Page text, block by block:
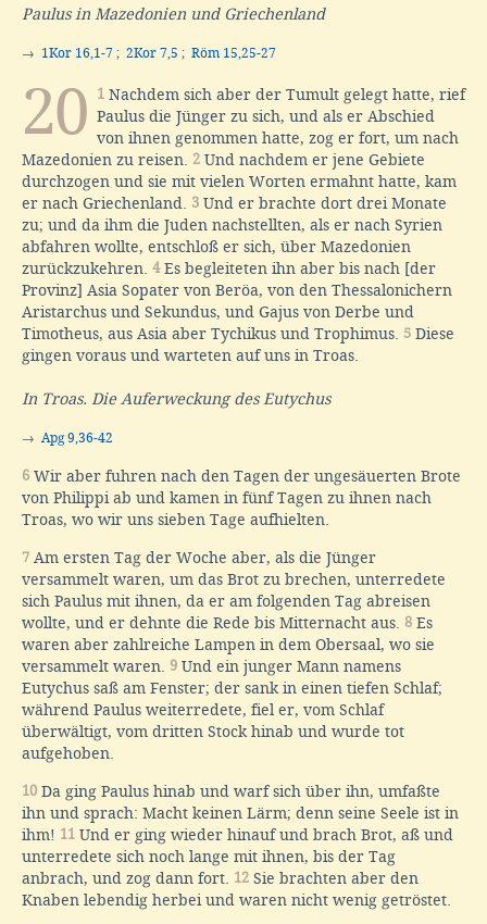
Paulus in Mazedonien und Griechenland
→ 1Kor 16,1-7 ; 2Kor 7,5 ; Röm 15,25-27
20 1 Nachdem sich aber der Tumult gelegt hatte, rief
Paulus die Jünger zu sich, und als er Abschied
von ihnen genommen hatte, zog er fort, um nach
Mazedonien zu reisen. 2 Und nachdem er jene Gebiete
durchzogen und sie mit vielen Worten ermahnt hatte, kam
er nach Griechenland. 3 Und er brachte dort drei Monate
zu; und da ihm die Juden nachstellten, als er nach Syrien
abfahren wollte, entschloß er sich, über Mazedonien
zurückzukehren. 4Es begleiteten ihn aber bis nach [der
Provinz] Asia Sopater von Beröa, von den Thessalonichern
Aristarchus und Sekundus, und Gajus von Derbe und
Timotheus, aus Asia aber Tychikus und Trophimus. 5 Diese
gingen voraus und warteten auf uns in Troas.
In Troas. Die Auferweckung des Eutychus
→ Apg 9,36-42
6 Wir aber fuhren nach den Tagen der ungesäuerten Brote
von Philippi ab und kamen in fünf Tagen zu ihnen nach
Troas, wo wir uns sieben Tage aufhielten.
7 Am ersten Tag der Woche aber, als die Jünger
versammelt waren, um das Brot zu brechen, unterredete
sich Paulus mit ihnen, da er am folgenden Tag abreisen
wollte, und er dehnte die Rede bis Mitternacht aus. 8 Es
waren aber zahlreiche Lampen in dem Obersaal, wo sie
versammelt waren. 9 Und ein junger Mann namens
Eutychus saß am Fenster; der sank in einen tiefen Schlaf;
während Paulus weiterredete, fiel er, vom Schlaf
überwältigt, vom dritten Stock hinab und wurde tot
aufgehoben.
10 Da ging Paulus hinab und warf sich über ihn, umfaßte
ihn und sprach: Macht keinen Lärm; denn seine Seele ist in
ihm! 11 Und er ging wieder hinauf und brach Brot, aß und
unterredete sich noch lange mit ihnen, bis der Tag
anbrach, und zog dann fort. 12 Sie brachten aber den
Knaben lebendig herbei und waren nicht wenig getröstet.